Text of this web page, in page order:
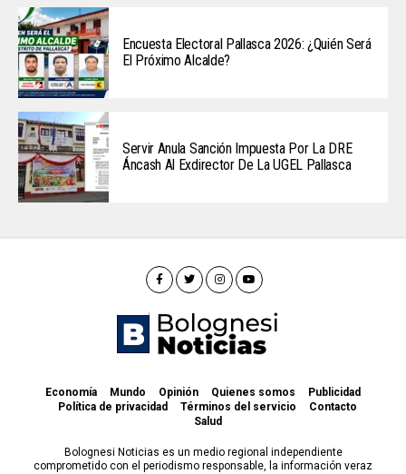
Encuesta Electoral Pallasca 2026: ¿Quién Será
El Próximo Alcalde?
Servir Anula Sanción Impuesta Por La DRE
Áncash Al Exdirector De La UGEL Pallasca
Economía Mundo Opinión Quienes somos
Publicidad
Política de privacidad
Términos del servicio
Contacto
Salud
Bolognesi Noticias es un medio regional independiente
comprometido con el periodismo responsable, la información veraz